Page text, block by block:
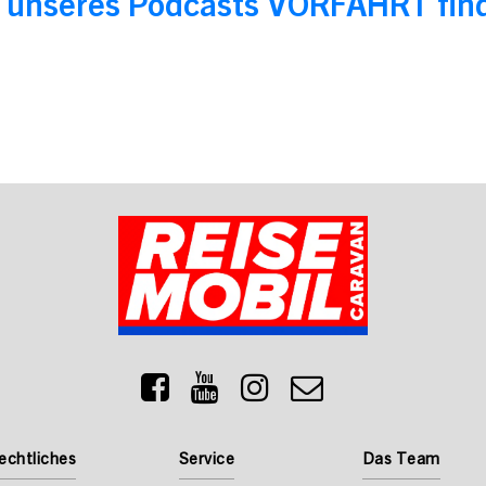
Podcasts VORFAHRT
Service Das Team